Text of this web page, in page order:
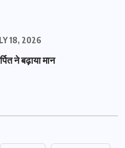
18, 2026
ने बढ़ाया मान